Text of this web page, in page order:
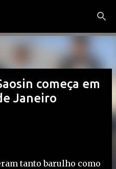
principal
começa em
Janeiro
tanto barulho como